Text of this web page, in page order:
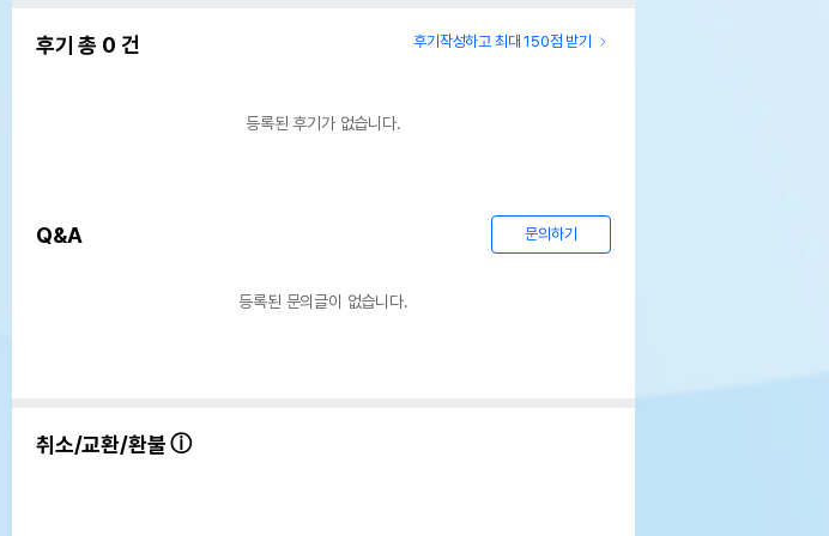
후기 총 0 건 후기작성하고 최대 150점 받기
등록된 후기가 없습니다.
Q&A 문의하기
등록된 문의글이 없습니다.
취소/교환/환불